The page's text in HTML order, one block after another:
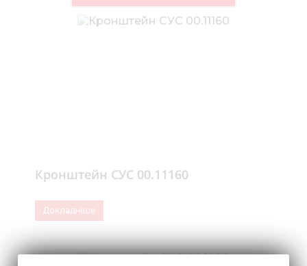
Кронштейн СУС 00.11160
Докладніше